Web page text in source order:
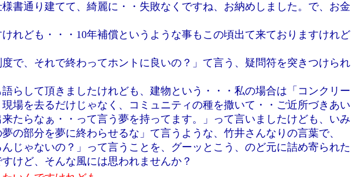
書通り建てて、綺麗に・・失敗なくですね、お納めしました。で、お金
れども・・・10年補償というような事もこの頃出て来ておりますけれど
度で、それで終わってホントに良いの？」て言う、疑問符を突きつけられ
らして頂きましたけれども、建物という・・・私の場合は「コンクリー
現場を去るだけじゃなく、コミュニティの種を撒いて・・ご近所づきあい
たらなぁ・・って言う夢を持ってます。」って言いましたけども、いみ
の部分を夢に終わらせるな」て言うような、竹井さんなりの言葉で、
んじゃないの？」って言うことを、グーッとこう、のど元に詰め寄られた
けど、そんな風には思われませんか？